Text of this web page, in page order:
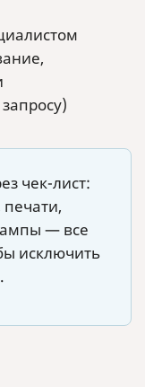
чек-лист:
— все
исключить